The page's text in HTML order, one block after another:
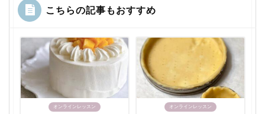
こちらの記事もおすすめ
オンラインレッスン オンラインレッスン